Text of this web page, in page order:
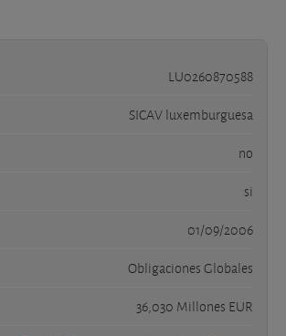
LU0260870588
SICAV luxemburguesa
no
si
01/09/2006
Obligaciones Globales
36,030 Millones EUR